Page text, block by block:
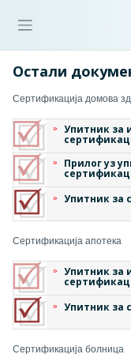
Остали
Сертификација домова
Упитник за
Прилог уз
Упитник за
Сертификација апотека
Упитник за
Упитник за
Сертификација болница